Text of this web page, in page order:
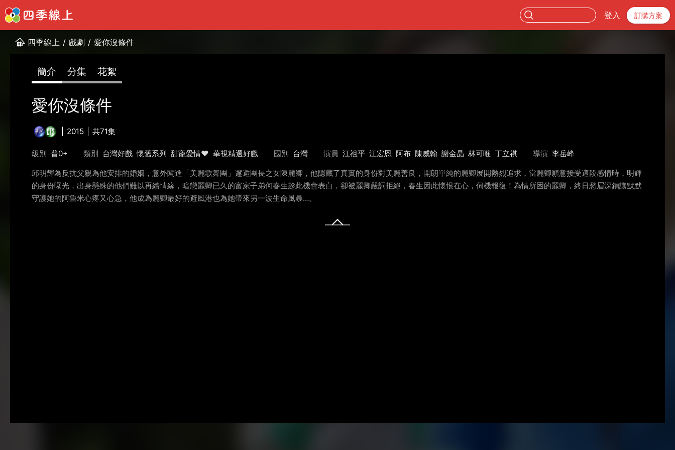
登入 訂購方案
四季線上 / 戲劇 / 愛你沒條件
簡介 分集 花絮
愛你沒條件
2015 共71集
級別 普0+ 類別 台灣好戲 懷舊系列 甜寵愛情❤️ 華視精選好戲 國別 台灣 演員 江祖平 江宏恩 阿布 陳威翰 謝金晶 林可唯 丁立祺 導演 李岳峰
邱明輝為反抗父親為他安排的婚姻，意外闖進「美麗歌舞團」邂逅團長之女陳麗卿，他隱藏了真實的身份對美麗善良，開朗單純的麗卿展開熱烈追求，當麗卿願意接受這段感情時，明輝
的身份曝光，出身懸殊的他們難以再續情緣，暗戀麗卿已久的富家子弟何春生趁此機會表白，卻被麗卿嚴詞拒絕，春生因此懷恨在心，伺機報復！為情所困的麗卿，終日愁眉深鎖讓默默
守護她的阿魯米心疼又心急，他成為麗卿最好的避風港也為她帶來另一波生命風暴…。